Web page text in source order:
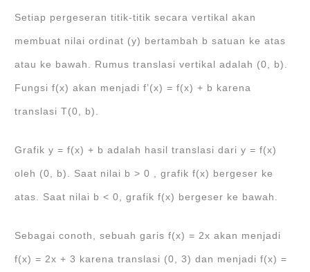
Setiap pergeseran titik-titik secara vertikal akan
membuat nilai ordinat (y) bertambah b satuan ke atas
atau ke bawah. Rumus translasi vertikal adalah (0, b).
Fungsi f(x) akan menjadi f’(x) = f(x) + b karena
translasi T(0, b).
Grafik y = f(x) + b adalah hasil translasi dari y = f(x)
oleh (0, b). Saat nilai b > 0 , grafik f(x) bergeser ke
atas. Saat nilai b < 0, grafik f(x) bergeser ke bawah.
Sebagai conoth, sebuah garis f(x) = 2x akan menjadi
f(x) = 2x + 3 karena translasi (0, 3) dan menjadi f(x) =